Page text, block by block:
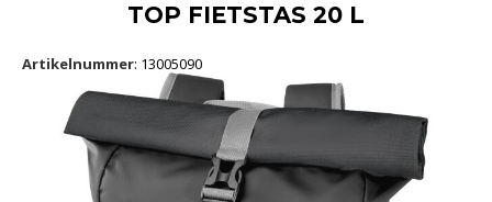
TOP FIETSTAS 20 L
Artikelnummer: 13005090